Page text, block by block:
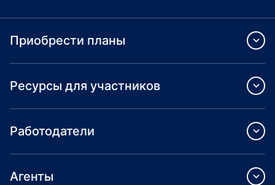
Приобрести планы
Ресурсы для участников
Работодатели
Агенты